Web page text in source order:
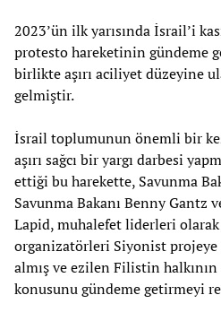
2023’ün ilk yarısında İsrail’i
protesto hareketinin gündeme
birlikte aşırı aciliyet düzeyine
gelmiştir.
İsrail toplumunun önemli bir
aşırı sağcı bir yargı darbesi
ettiği bu harekette, Savunma
Savunma Bakanı Benny Gantz
Lapid, muhalefet liderleri
organizatörleri Siyonist projeye
almış ve ezilen Filistin
konusunu gündeme getirmeyi